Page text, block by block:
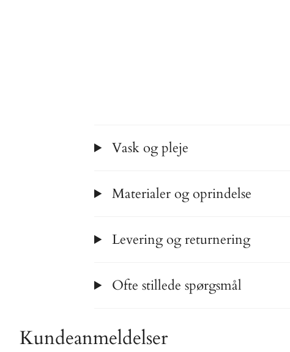
Vask og pleje
Materialer og oprindelse
Levering og returnering
Ofte stillede spørgsmål
Kundeanmeldelser